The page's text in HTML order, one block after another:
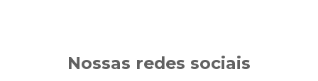
Nossas redes sociais